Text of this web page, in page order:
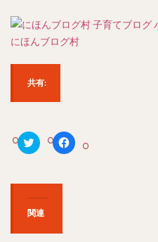
にほんブログ村
共有:
ク
リ
て
T
i
t
F
a
関連